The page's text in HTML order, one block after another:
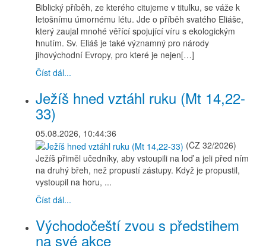
Biblický příběh, ze kterého citujeme v titulku, se váže k
letošnímu úmornému létu. Jde o příběh svatého Eliáše,
který zaujal mnohé věřící spojující víru s ekologickým
hnutím. Sv. Eliáš je také významný pro národy
jihovýchodní Evropy, pro které je nejen[…]
Číst dál...
Ježíš hned vztáhl ruku (Mt 14,22-
33)
05.08.2026, 10:44:36
(ČZ 32/2026)
Ježíš přiměl učedníky, aby vstoupili na loď a jeli před ním
na druhý břeh, než propustí zástupy. Když je propustil,
vystoupil na horu, ...
Číst dál...
Východočeští zvou s předstihem
na své akce